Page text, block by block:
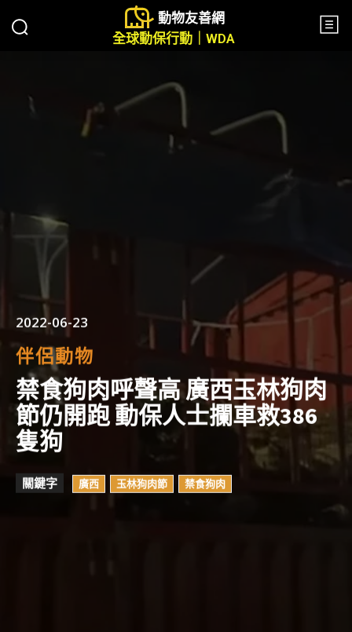
動物友善網
全球動保行動｜WDA
2022-06-23
伴侶動物
禁食狗肉呼聲高 廣西玉林狗肉
節仍開跑 動保人士攔車救386
隻狗
關鍵字 廣西 玉林狗肉節 禁食狗肉